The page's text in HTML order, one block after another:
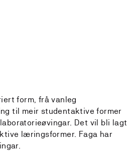
form, frå vanleg
til meir studentaktive former
Det vil bli lagt
læringsformer. Faga har